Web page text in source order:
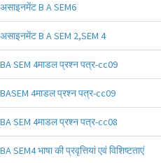
असाइनमेंट B A SEM6
असाइनमेंट B A SEM 2,SEM 4
BA SEM 4माडल प्रश्न पत्र-cc09
BASEM 4माडल प्रश्न पत्र-cc09
BA SEM 4माडल प्रश्न पत्र-cc08
BA SEM4 भाषा की प्रवृत्तियां एवं विशिष्टताएं